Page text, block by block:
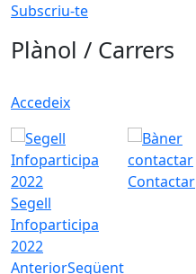
Subscriu-te
Plànol / Carrers
Accedeix
Segell
Infoparticipa
2022
Contactar
AnteriorSegüent